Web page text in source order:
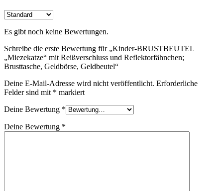
Es gibt noch keine Bewertungen.
Schreibe die erste Bewertung für „Kinder-BRUSTBEUTEL
„Miezekatze“ mit Reißverschluss und Reflektorfähnchen;
Brusttasche, Geldbörse, Geldbeutel“
Deine E-Mail-Adresse wird nicht veröffentlicht. Erforderliche
Felder sind mit * markiert
Deine Bewertung *
Deine Bewertung *